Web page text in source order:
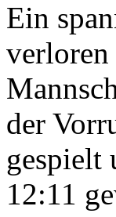
Ein
verloren
der
gespielt
12:11